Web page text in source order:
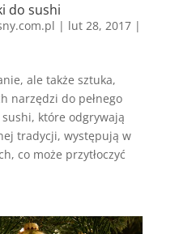
do sushi
| lut 28, 2017|
ale także sztuka,
narzędzi do pełnego
sushi, które odgrywają
tradycji, występują w
co może przytłoczyć